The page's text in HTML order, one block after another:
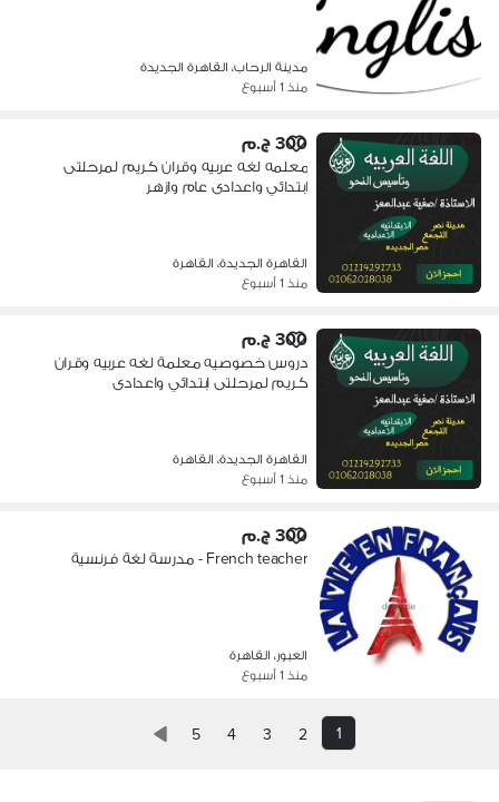
مدينة الرحاب، القاهرة الجديدة
منذ 1 أسبوع
300 ج.م
معلمه لغه عربيه وقران كريم لمرحلتى
ابتدائي واعدادى عام وازهر
القاهرة الجديدة، القاهرة
منذ 1 أسبوع
300 ج.م
دروس خصوصيه معلمة لغه عربيه وقران
كريم لمرحلتى ابتدائي واعدادى
القاهرة الجديدة، القاهرة
منذ 1 أسبوع
300 ج.م
French teacher - مدرسة لغة فرنسية
العبور، القاهرة
منذ 1 أسبوع
1
2
3
4
5